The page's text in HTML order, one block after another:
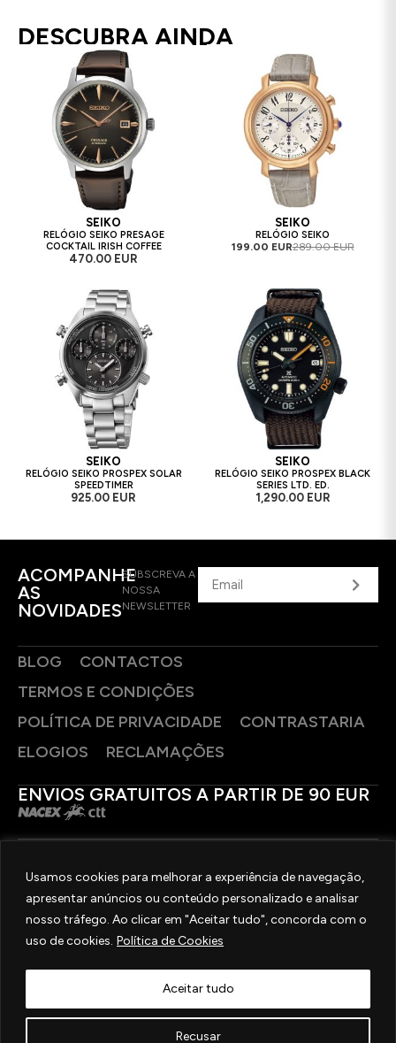
Usamos cookies para melhorar a experiência de navegação,
apresentar anúncios ou conteúdo personalizado e analisar
nosso tráfego. Ao clicar em "Aceitar tudo", concorda com o
uso de cookies. Política de Cookies
Recusar
Aceitar tudo
DESCUBRA AINDA
SEIKO
RELÓGIO SEIKO PRESAGE
COCKTAIL IRISH COFFEE
470.00 EUR
SEIKO
RELÓGIO SEIKO
199.00 EUR289.00 EUR
SEIKO
RELÓGIO SEIKO PROSPEX SOLAR
SPEEDTIMER
925.00 EUR
SEIKO
RELÓGIO SEIKO PROSPEX BLACK
SERIES LTD. ED.
1,290.00 EUR
ACOMPANHE
AS
NOVIDADES
SUBSCREVA A
NOSSA
NEWSLETTER
BLOG
CONTACTOS
TERMOS E CONDIÇÕES
POLÍTICA DE PRIVACIDADE
CONTRASTARIA
ELOGIOS
RECLAMAÇÕES
ENVIOS GRATUITOS A PARTIR DE 90 EUR
SIGA-NOS
2025 © OURIVESARIA FRADIZELA